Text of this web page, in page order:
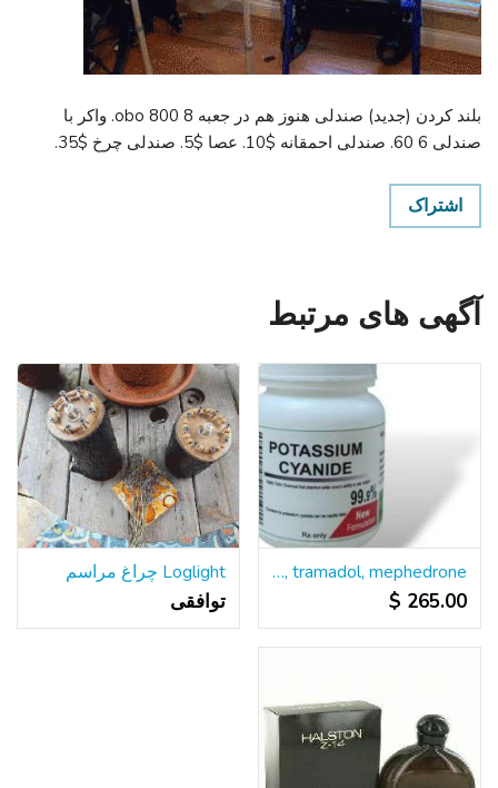
بلند کردن (جدید) صندلی هنوز هم در جعبه 8 800 obo. واکر با
صندلی 6 60. صندلی احمقانه $10. عصا $5. صندلی چرخ $35.
اشتراک
آگهی های مرتبط
Buy cyanide, nembutal, xanax, valium, oxytocin, viagra, tramadol, mephedrone
265.00 $
Loglight چراغ مراسم
توافقی